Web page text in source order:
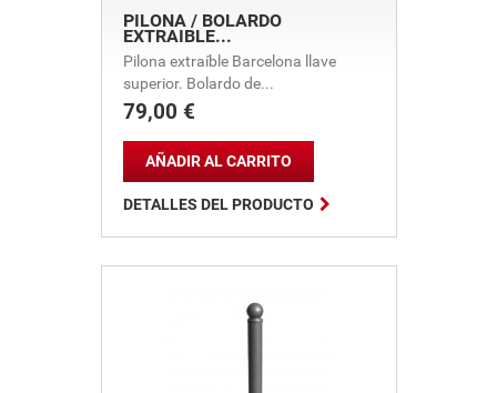
PILONA / BOLARDO
EXTRAIBLE...
Pilona extraíble Barcelona llave
superior. Bolardo de...
Precio
79,00 €

AÑADIR AL CARRITO
DETALLES DEL PRODUCTO